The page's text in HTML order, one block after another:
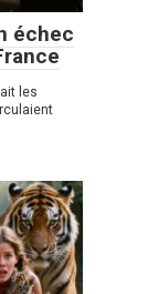
échec
les